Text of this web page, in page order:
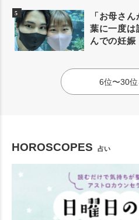
「お母さ
葉に一度は
んでの妊娠
6位〜30位
HOROSCOPES 占い